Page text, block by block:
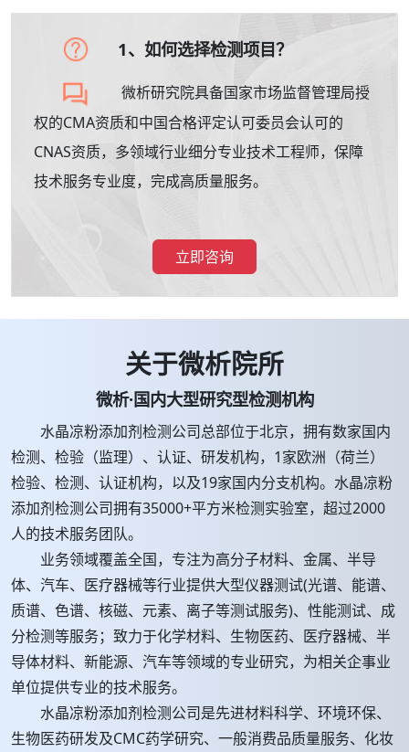
1、如何选择检测项目？
微析研究院具备国家市场监督管理局授
权的CMA资质和中国合格评定认可委员会认可的
CNAS资质，多领域行业细分专业技术工程师，保障
技术服务专业度，完成高质量服务。
立即咨询
关于微析院所
微析·国内大型研究型检测机构
水晶凉粉添加剂检测公司总部位于北京，拥有数家国内
检测、检验（监理）、认证、研发机构，1家欧洲（荷兰）
检验、检测、认证机构，以及19家国内分支机构。水晶凉粉
添加剂检测公司拥有35000+平方米检测实验室，超过2000
人的技术服务团队。
业务领域覆盖全国，专注为高分子材料、金属、半导
体、汽车、医疗器械等行业提供大型仪器测试(光谱、能谱、
质谱、色谱、核磁、元素、离子等测试服务)、性能测试、成
分检测等服务；致力于化学材料、生物医药、医疗器械、半
导体材料、新能源、汽车等领域的专业研究，为相关企事业
单位提供专业的技术服务。
水晶凉粉添加剂检测公司是先进材料科学、环境环保、
生物医药研发及CMC药学研究、一般消费品质量服务、化妆